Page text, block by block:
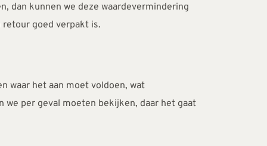
dan kunnen we deze waardevermindering
goed verpakt is.
waar het aan moet voldoen, wat
per geval moeten bekijken, daar het gaat